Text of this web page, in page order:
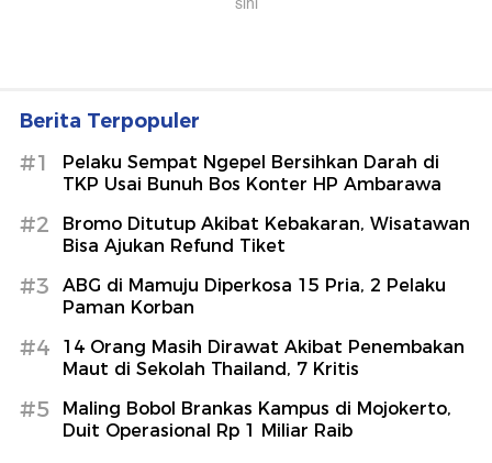
Berita Terpopuler
#1
Pelaku Sempat Ngepel Bersihkan Darah di
TKP Usai Bunuh Bos Konter HP Ambarawa
#2
Bromo Ditutup Akibat Kebakaran, Wisatawan
Bisa Ajukan Refund Tiket
#3
ABG di Mamuju Diperkosa 15 Pria, 2 Pelaku
Paman Korban
#4
14 Orang Masih Dirawat Akibat Penembakan
Maut di Sekolah Thailand, 7 Kritis
#5
Maling Bobol Brankas Kampus di Mojokerto,
Duit Operasional Rp 1 Miliar Raib